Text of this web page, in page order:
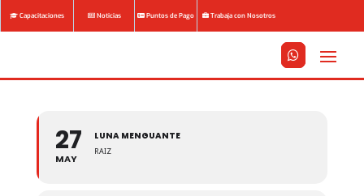
Capacitaciones Noticias Puntos de Pago Trabaja con Nosotros



27
MAY
LUNA MENGUANTE
RAIZ